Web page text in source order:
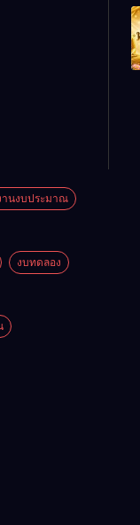
านงบประมาณ
งบทดลอง